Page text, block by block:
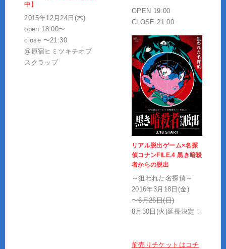
中】
2015年12月24日(木)
open 18:00〜
close 〜21:30
@原宿ヒミツキチオブ
スクラップ
OPEN 19:00
CLOSE 21:00
リアル脱出ゲーム×名探
偵コナンFILE.4 黒き暗殺
者からの脱出
～狙われた名探偵～
2016年3月18日(金)
〜6月26日(日)
8月30日(火)延長決定！
前売りチケットはコチ